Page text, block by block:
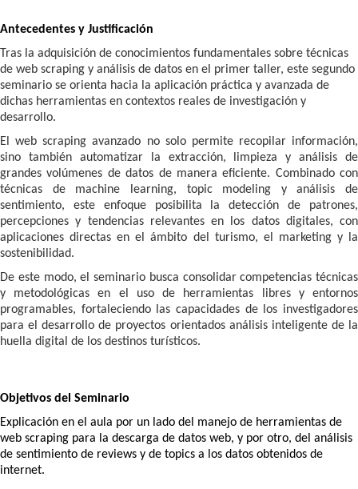
Antecedentes y Justificación
Tras la adquisición de conocimientos fundamentales sobre técnicas
de web scraping y análisis de datos en el primer taller, este segundo
seminario se orienta hacia la aplicación práctica y avanzada de
dichas herramientas en contextos reales de investigación y
desarrollo.
El web scraping avanzado no solo permite recopilar información,
sino también automatizar la extracción, limpieza y análisis de
grandes volúmenes de datos de manera eficiente. Combinado con
técnicas de machine learning, topic modeling y análisis de
sentimiento, este enfoque posibilita la detección de patrones,
percepciones y tendencias relevantes en los datos digitales, con
aplicaciones directas en el ámbito del turismo, el marketing y la
sostenibilidad.
De este modo, el seminario busca consolidar competencias técnicas
y metodológicas en el uso de herramientas libres y entornos
programables, fortaleciendo las capacidades de los investigadores
para el desarrollo de proyectos orientados análisis inteligente de la
huella digital de los destinos turísticos.
Objetivos del Seminario
Explicación en el aula por un lado del manejo de herramientas de
web scraping para la descarga de datos web, y por otro, del análisis
de sentimiento de reviews y de topics a los datos obtenidos de
internet.